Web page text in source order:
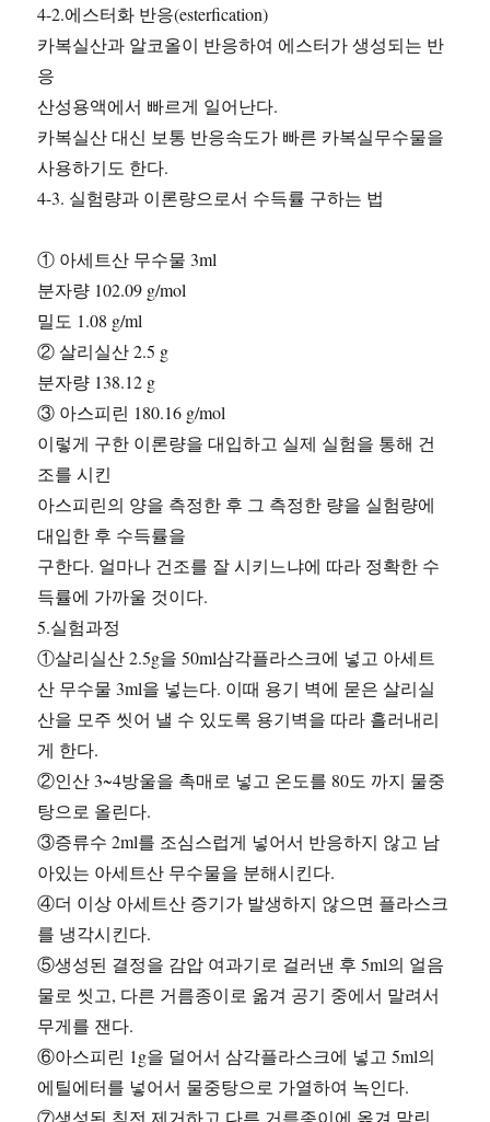
4-2.에스터화 반응(esterfication)
카복실산과 알코올이 반응하여 에스터가 생성되는 반
응
산성용액에서 빠르게 일어난다.
카복실산 대신 보통 반응속도가 빠른 카복실무수물을
사용하기도 한다.
4-3. 실험량과 이론량으로서 수득률 구하는 법
① 아세트산 무수물 3ml
분자량 102.09 g/mol
밀도 1.08 g/ml
② 살리실산 2.5 g
분자량 138.12 g
③ 아스피린 180.16 g/mol
이렇게 구한 이론량을 대입하고 실제 실험을 통해 건
조를 시킨
아스피린의 양을 측정한 후 그 측정한 량을 실험량에
대입한 후 수득률을
구한다. 얼마나 건조를 잘 시키느냐에 따라 정확한 수
득률에 가까울 것이다.
5.실험과정
①살리실산 2.5g을 50ml삼각플라스크에 넣고 아세트
산 무수물 3ml을 넣는다. 이때 용기 벽에 묻은 살리실
산을 모주 씻어 낼 수 있도록 용기벽을 따라 흘러내리
게 한다.
②인산 3~4방울을 촉매로 넣고 온도를 80도 까지 물중
탕으로 올린다.
③증류수 2ml를 조심스럽게 넣어서 반응하지 않고 남
아있는 아세트산 무수물을 분해시킨다.
④더 이상 아세트산 증기가 발생하지 않으면 플라스크
를 냉각시킨다.
⑤생성된 결정을 감압 여과기로 걸러낸 후 5ml의 얼음
물로 씻고, 다른 거름종이로 옮겨 공기 중에서 말려서
무게를 잰다.
⑥아스피린 1g을 덜어서 삼각플라스크에 넣고 5ml의
에틸에터를 넣어서 물중탕으로 가열하여 녹인다.
⑦생성된 침전 제거하고 다른 거름종이에 옮겨 말린